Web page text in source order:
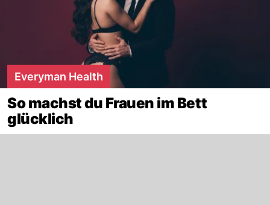
Everyman Health
So machst du Frauen im Bett
glücklich